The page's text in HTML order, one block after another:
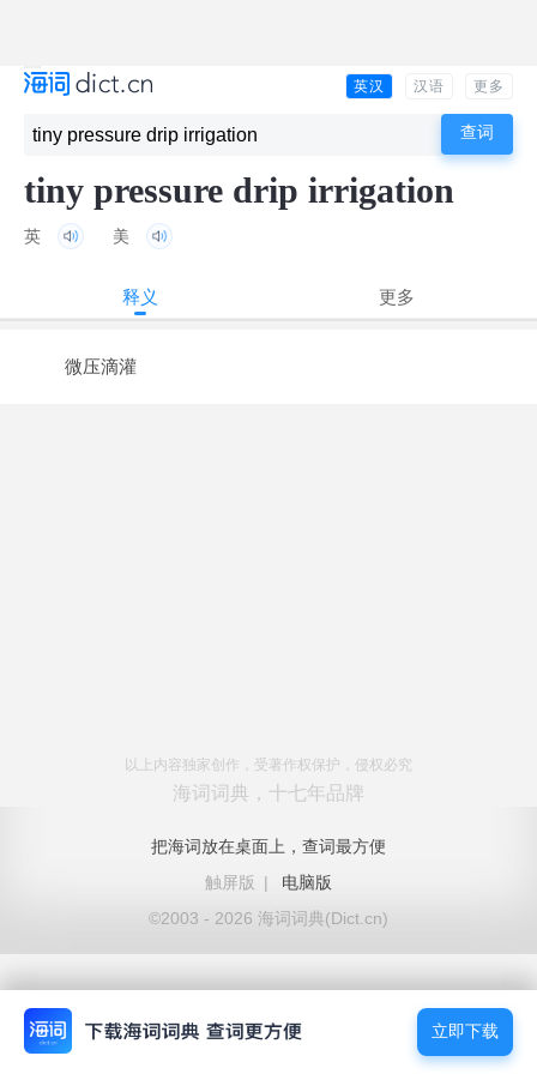
英汉 汉语 更多
tiny pressure drip irrigation
英 美
释义 更多
微压滴灌
以上内容独家创作，受著作权保护，侵权必究
海词词典，十七年品牌
把海词放在桌面上，查词最方便
触屏版
|
电脑版
©2003 - 2026 海词词典(Dict.cn)
立即下载
立即下载